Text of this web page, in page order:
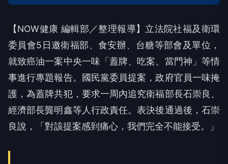
【NOW健康 編輯部／整理報導】立法院社福及衛環
委員會5日邀衛福部、食安辦、台糖等部會及單位，
就致癌油一案中央一味「蓋牌、吃案、當門神」等情
事進行專題報告。國民黨委員提案，政府官員一味掩
護，為蓋牌共犯，要求一周內追究衛福部長石崇良、
經濟部長龔明鑫等人行政責任。表決後通過後，石崇
良說，「對該提案感到痛心，我們完全不能接受。」